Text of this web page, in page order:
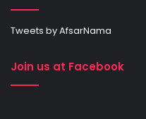
Tweets by AfsarNama
Join us at Facebook